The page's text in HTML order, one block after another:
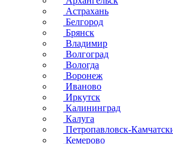
Астрахань
Белгород
Брянск
Владимир
Волгоград
Вологда
Воронеж
Иваново
Иркутск
Калининград
Калуга
Петропавловск-
Кемерово